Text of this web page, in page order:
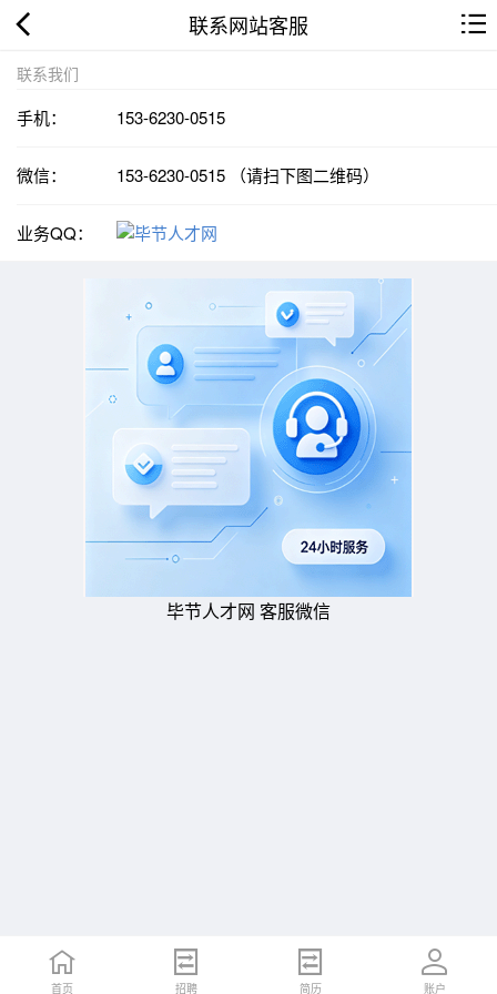
联系网站客服
联系我们
手机： 153-6230-0515
微信： 153-6230-0515 （请扫下图二维码）
业务QQ：
毕节人才网 客服微信
首页 招聘 简历 账户